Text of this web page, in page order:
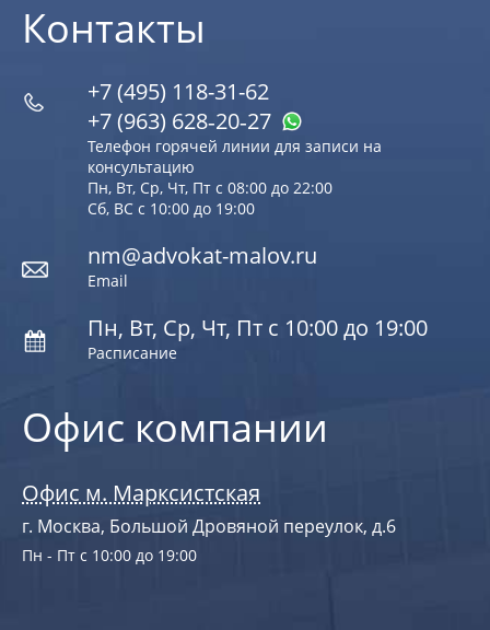
Офис компании
Офис м. Марксистская
г. Москва, Большой Дровяной переулок, д.6
Пн - Пт с 10:00 до 19:00
Контакты
+7 (495) 118-31-62
+7 (963) 628‑20‑27
Телефон горячей линии для записи на
консультацию
Пн, Вт, Ср, Чт, Пт с 08:00 до 22:00
Сб, ВС с 10:00 до 19:00
nm@advokat-malov.ru
Email
Пн, Вт, Ср, Чт, Пт с 10:00 до 19:00
Расписание